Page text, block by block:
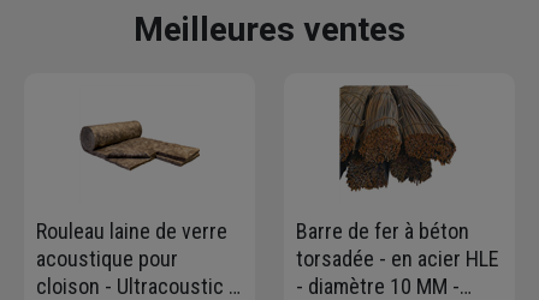
Meilleures ventes
Rouleau laine de verre
acoustique pour
cloison - Ultracoustic -
Barre de fer à béton
torsadée - en acier HLE
- diamètre 10 MM -